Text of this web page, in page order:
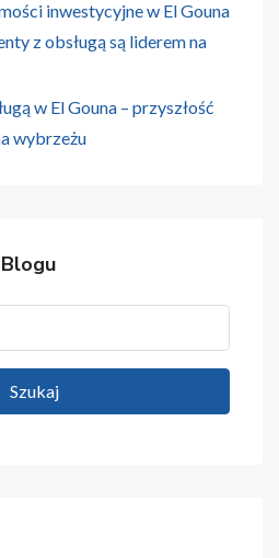
inwestycyjne w El Gouna
z obsługą są liderem na
w El Gouna – przyszłość
wybrzeżu
Szukaj